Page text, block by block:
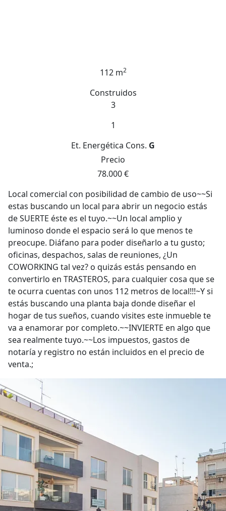
112 m2
Construidos
3
1
Et. Energética Cons. G
Precio
78.000 €
Local comercial con posibilidad de cambio de uso~~Si
estas buscando un local para abrir un negocio estás
de SUERTE éste es el tuyo.~~Un local amplio y
luminoso donde el espacio será lo que menos te
preocupe. Diáfano para poder diseñarlo a tu gusto;
oficinas, despachos, salas de reuniones, ¿Un
COWORKING tal vez? o quizás estás pensando en
convertirlo en TRASTEROS, para cualquier cosa que se
te ocurra cuentas con unos 112 metros de local!!!~Y si
estás buscando una planta baja donde diseñar el
hogar de tus sueños, cuando visites este inmueble te
va a enamorar por completo.~~INVIERTE en algo que
sea realmente tuyo.~~Los impuestos, gastos de
notaría y registro no están incluidos en el precio de
venta.;